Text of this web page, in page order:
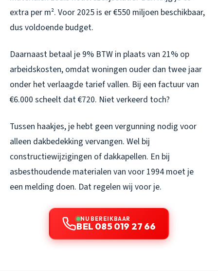
extra per m². Voor 2025 is er €550 miljoen beschikbaar,
dus voldoende budget.
Daarnaast betaal je 9% BTW in plaats van 21% op
arbeidskosten, omdat woningen ouder dan twee jaar
onder het verlaagde tarief vallen. Bij een factuur van
€6.000 scheelt dat €720. Niet verkeerd toch?
Tussen haakjes, je hebt geen vergunning nodig voor
alleen dakbedekking vervangen. Wel bij
constructiewijzigingen of dakkapellen. En bij
asbesthoudende materialen van voor 1994 moet je
een melding doen. Dat regelen wij voor je.
NU BEREIKBAAR
BEL 085 019 27 66